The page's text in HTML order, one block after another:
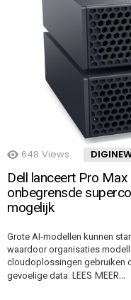
648 Views
Dell lanceert Pro
onbegrensde
mogelijk
Grote AI-modellen kunnen
waardoor organisaties
cloudoplossingen gebruiken
gevoelige data. LEES MEER…